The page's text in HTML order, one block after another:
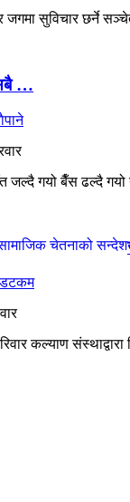
सुविचार छर्ने
सबै …
गयो बैँस ढल्दै गयो
डटकम
कल्याण